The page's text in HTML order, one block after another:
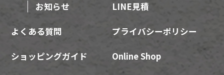
お知らせ
よくある質問
LINE見積
プライバシーポリシー
Online Shop
ショッピングガイド